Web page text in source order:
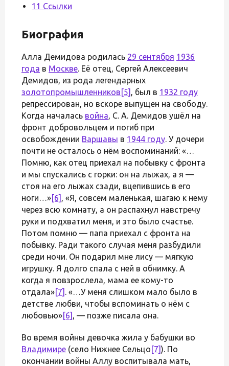
11 Ссылки
Биография
Алла Демидова родилась 29 сентября 1936
года в Москве. Её отец, Сергей Алексеевич
Демидов, из рода легендарных
золотопромышленников [5] , был в 1932 году
репрессирован, но вскоре выпущен на свободу.
Когда началась война, С. А. Демидов ушёл на
фронт добровольцем и погиб при
освобождении Варшавы в 1944 году. У дочери
почти не осталось о нём воспоминаний: «…
Помню, как отец приехал на побывку с фронта
и мы спускались с горки: он на лыжах, а я —
стоя на его лыжах сзади, вцепившись в его
ноги…»[6] , «Я, совсем маленькая, шагаю к нему
через всю комнату, а он распахнул навстречу
руки и подхватил меня, и это было счастье.
Потом помню — папа приехал с фронта на
побывку. Ради такого случая меня разбудили
среди ночи. Он подарил мне лису — мягкую
игрушку. Я долго спала с ней в обнимку. А
когда я повзрослела, мама ее кому-то
отдала»[7] . «…У меня слишком мало было в
детстве любви, чтобы вспоминать о нём с
любовью»[6] , — позже писала она.
Во время войны девочка жила у бабушки во
Владимире (село Нижнее Сельцо [7]). По
окончании войны Аллу воспитывала мать,